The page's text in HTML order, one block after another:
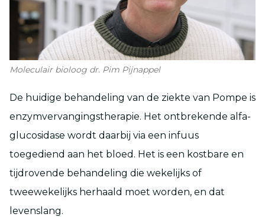
Moleculair bioloog dr. Pim Pijnappel
De huidige behandeling van de ziekte van Pompe is
enzymvervangingstherapie. Het ontbrekende alfa-
glucosidase wordt daarbij via een infuus
toegediend aan het bloed. Het is een kostbare en
tijdrovende behandeling die wekelijks of
tweewekelijks herhaald moet worden, en dat
levenslang.